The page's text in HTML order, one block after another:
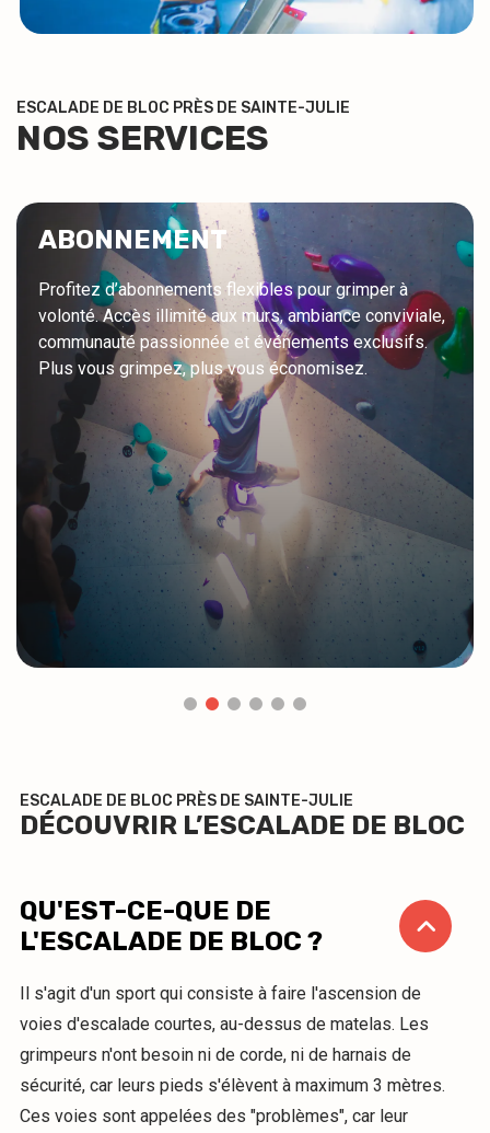
ESCALADE DE BLOC PRÈS DE SAINTE-JULIE
NOS SERVICES
ABONNEMENT
Profitez d’abonnements flexibles pour grimper à
volonté. Accès illimité aux murs, ambiance conviviale,
communauté passionnée et événements exclusifs.
Plus vous grimpez, plus vous économisez.
ESCALADE DE BLOC PRÈS DE SAINTE-JULIE
DÉCOUVRIR L’ESCALADE DE BLOC
QU'EST-CE-QUE DE
L'ESCALADE DE BLOC ?
Il s'agit d'un sport qui consiste à faire l'ascension de
voies d'escalade courtes, au-dessus de matelas. Les
grimpeurs n'ont besoin ni de corde, ni de harnais de
sécurité, car leurs pieds s'élèvent à maximum 3 mètres.
Ces voies sont appelées des "problèmes", car leur